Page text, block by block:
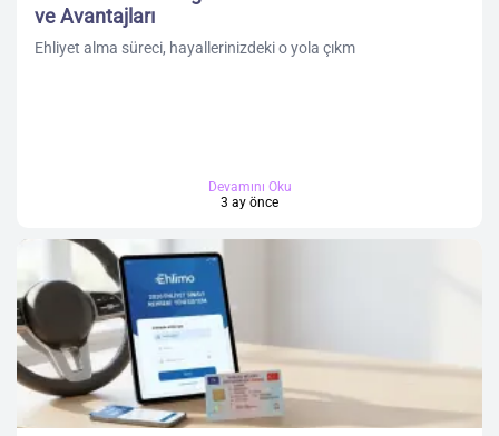
ve Avantajları
Ehliyet alma süreci, hayallerinizdeki o yola çıkm
Devamını Oku
3 ay önce